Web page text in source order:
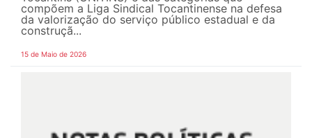
compõem a Liga Sindical Tocantinense na defesa
da valorização do serviço público estadual e da
construçã...
15 de Maio de 2026